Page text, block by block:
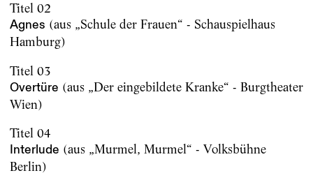
Titel 02
Agnes (aus „Schule der Frauen“ - Schauspielhaus
Hamburg)
Titel 03
Overtüre (aus „Der eingebildete Kranke“ - Burgtheater
Wien)
Titel 04
Interlude (aus „Murmel, Murmel“ - Volksbühne
Berlin)